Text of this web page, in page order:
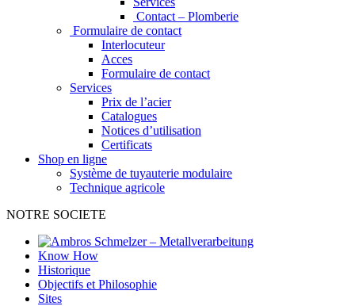
Contact – Plomberie
Formulaire de contact
Interlocuteur
Acces
Formulaire de contact
Services
Prix de l’acier
Catalogues
Notices d’utilisation
Certificats
Shop en ligne
Système de tuyauterie modulaire
Technique agricole
NOTRE SOCIETE
Know How
Historique
Objectifs et Philosophie
Sites